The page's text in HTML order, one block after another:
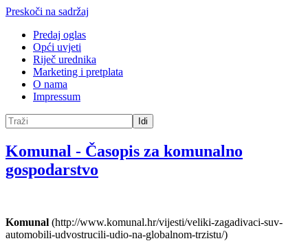
Preskoči na sadržaj
Predaj oglas
Opći uvjeti
Riječ urednika
Marketing i pretplata
O nama
Impressum
Idi
Komunal - Časopis za komunalno
gospodarstvo
Komunal (http://www.komunal.hr/vijesti/veliki-zagadivaci-suv-
automobili-udvostrucili-udio-na-globalnom-trzistu/)